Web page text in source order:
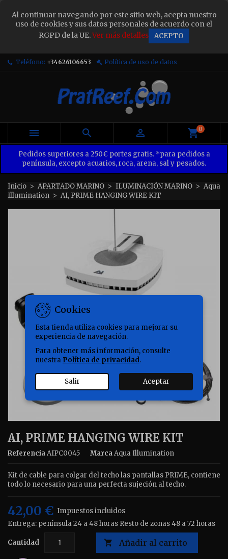
Al continuar navegando por este sitio web, acepta nuestro
uso de cookies y sus datos personales de acuerdo con el
RGPD de la UE.Ver más detalles ACEPTO
Teléfono: +34626106653 Política de uso de datos
   0
Pedidos superiores a 250€ portes gratis. *para pedidos a
península, excepto acuarios, roca, arena, sal y pesados.
Inicio APARTADO MARINO ILUMINACIÓN MARINO
Aqua
Illumination
AI, PRIME HANGING WIRE KIT
AI, PRIME HANGING WIRE KIT
ReferenciaAIPC0045 MarcaAqua Illumination
Kit de cable para colgar del techo las pantallas PRIME, contiene
todo lo necesario para una perfecta sujeción al techo.
42,00 € Impuestos incluidos
Entrega: península 24 a 48 horas Resto de zonas 48 a 72 horas
Cantidad  Añadir al carrito
Cookies
Esta tienda utiliza cookies para mejorar su
experiencia de navegación.
Para obtener más información, consulte
nuestra Política de privacidad.
Salir Aceptar
Sign in ×
You need to be logged in to save products in your
wish list.